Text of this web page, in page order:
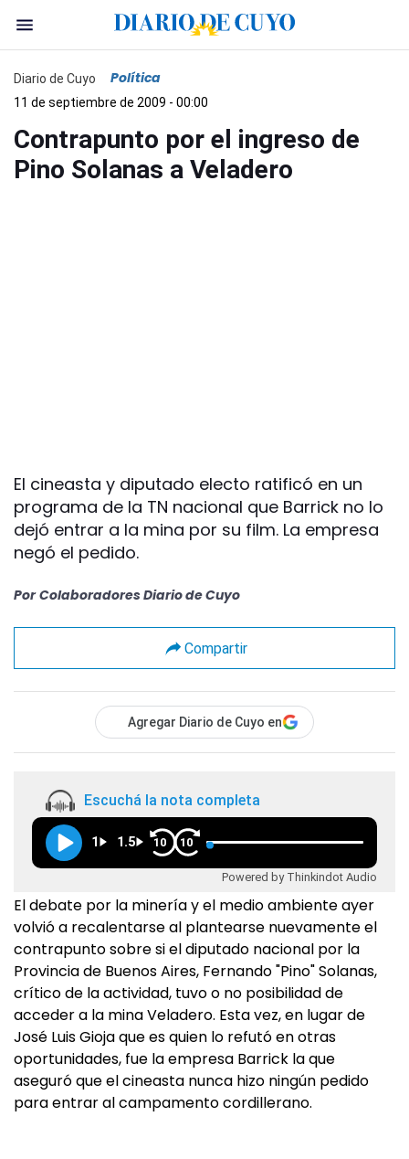
Diario de Cuyo Política
11 de septiembre de 2009 - 00:00
Contrapunto por el ingreso de
Pino Solanas a Veladero
El cineasta y diputado electo ratificó en un
programa de la TN nacional que Barrick no lo
dejó entrar a la mina por su film. La empresa
negó el pedido.
Por Colaboradores Diario de Cuyo
Compartir
Agregar Diario de Cuyo en
Escuchá la nota completa
1 1.5 10 10
Powered by Thinkindot Audio
El debate por la minería y el medio ambiente ayer
volvió a recalentarse al plantearse nuevamente el
contrapunto sobre si el diputado nacional por la
Provincia de Buenos Aires, Fernando "Pino" Solanas,
crítico de la actividad, tuvo o no posibilidad de
acceder a la mina Veladero. Esta vez, en lugar de
José Luis Gioja que es quien lo refutó en otras
oportunidades, fue la empresa Barrick la que
aseguró que el cineasta nunca hizo ningún pedido
para entrar al campamento cordillerano.